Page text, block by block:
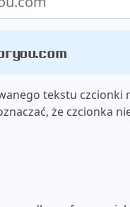
tekstu czcionki
że czcionka